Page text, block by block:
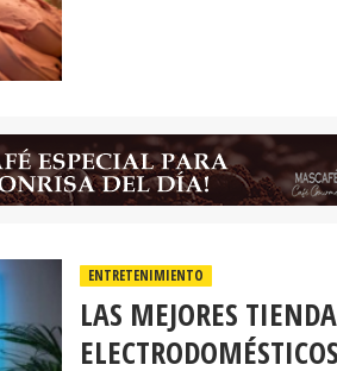
LAS MEJORES
CÓMO COMPRARLOS